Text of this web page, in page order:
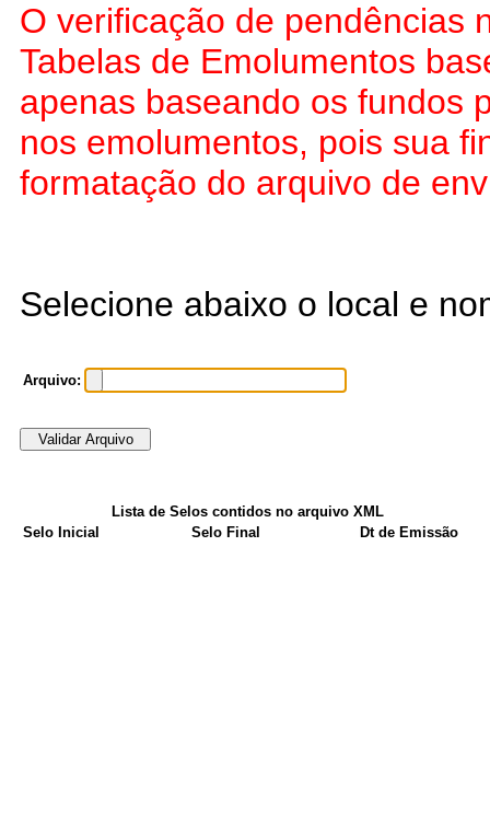
O verificação de pendências
Tabelas de Emolumentos
apenas baseando os fundos
nos emolumentos, pois sua
formatação do arquivo de
Selecione abaixo o local e
Arquivo:
Lista de Selos contidos no arquivo XML
Selo Inicial
Selo Final Dt de Emissão